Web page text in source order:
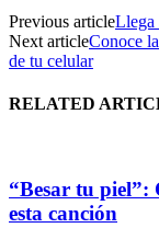
Previous articleLlega
Next articleConoce
de tu celular
RELATED
“Besar tu piel”:
esta canción